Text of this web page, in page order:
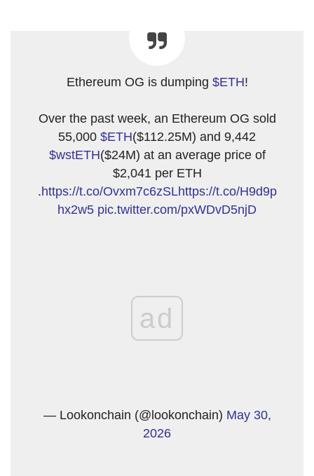
Ethereum OG is dumping $ETH!
Over the past week, an Ethereum OG sold
55,000 $ETH($112.25M) and 9,442
$wstETH($24M) at an average price of
$2,041 per ETH
.https://t.co/Ovxm7c6zSLhttps://t.co/H9d9p
hx2w5 pic.twitter.com/pxWDvD5njD
ad
— Lookonchain (@lookonchain) May 30,
2026